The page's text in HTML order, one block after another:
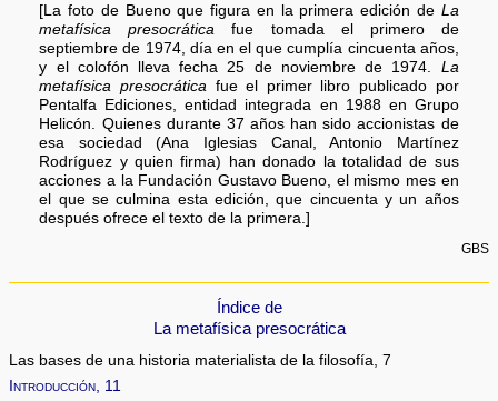
[La foto de Bueno que figura en la primera edición de La
metafísica presocrática fue tomada el primero de
septiembre de 1974, día en el que cumplía cincuenta años,
y el colofón lleva fecha 25 de noviembre de 1974. La
metafísica presocrática fue el primer libro publicado por
Pentalfa Ediciones, entidad integrada en 1988 en Grupo
Helicón. Quienes durante 37 años han sido accionistas de
esa sociedad (Ana Iglesias Canal, Antonio Martínez
Rodríguez y quien firma) han donado la totalidad de sus
acciones a la Fundación Gustavo Bueno, el mismo mes en
el que se culmina esta edición, que cincuenta y un años
después ofrece el texto de la primera.]
GBS
Índice de
La metafísica presocrática
Las bases de una historia materialista de la filosofía, 7
Introducción, 11